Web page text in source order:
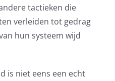
tactieken die
verleiden tot gedrag
hun systeem wijd
is niet eens een echt